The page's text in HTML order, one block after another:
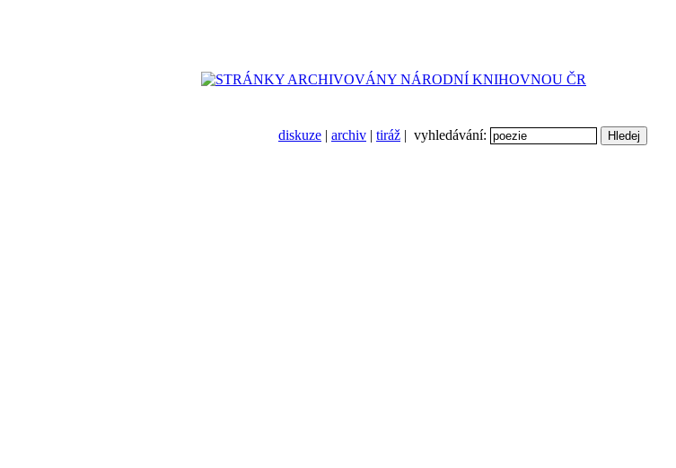
diskuze | archiv | tiráž | vyhledávání: